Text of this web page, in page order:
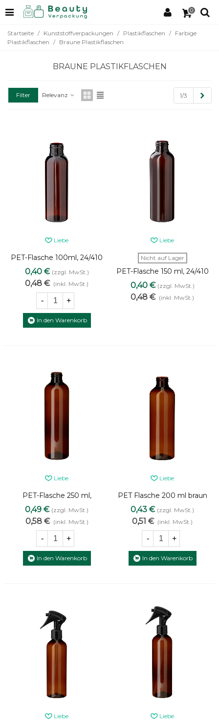
0
Startseite / Kunststoffverpackungen / Plastikflaschen / Farbige
Plastikflaschen / Braune Plastikflaschen
BRAUNE PLASTIKFLASCHEN
Filter Relevanz 1/3
Liebe
PET-Flasche 100ml, 24/410
– braune Kunststoffflasche
0,40 € (zzgl. MwSt.)
0,48 € (inkl. MwSt.)
- +
In den Warenkorb
Liebe
Nicht auf Lager
PET-Flasche 150 ml, 24/410
– braune
Kunststoffverpackung
0,40 € (zzgl. MwSt.)
0,48 € (inkl. MwSt.)
Liebe
PET-Flasche 250 ml,
24/410 - braune
Kunststoffflasche
0,49 € (zzgl. MwSt.)
0,58 € (inkl. MwSt.)
- +
In den Warenkorb
Liebe
PET Flasche 200 ml braun
24/410
0,43 € (zzgl. MwSt.)
0,51 € (inkl. MwSt.)
- +
In den Warenkorb
Liebe Liebe